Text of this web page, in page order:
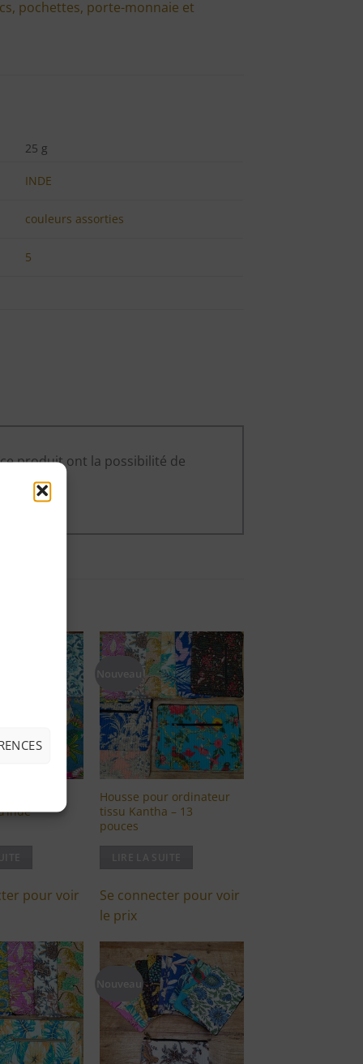
pochettes, porte-monnaie et
25 g
INDE
couleurs assorties
5
produit ont la possibilité de
Ajouter
d'envies
pour voir
Ajouter
à ma
liste
d'envies
Housse pour ordinateur
tissu Kantha – 13
pouces
Se connecter pour voir
le prix
Ajouter
à ma
liste
d'envies
Ajouter
à ma
liste
d'envies